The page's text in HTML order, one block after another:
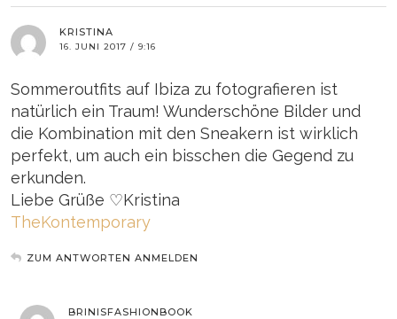
KRISTINA
16. JUNI 2017 / 9:16
Sommeroutfits auf Ibiza zu fotografieren ist
natürlich ein Traum! Wunderschöne Bilder und
die Kombination mit den Sneakern ist wirklich
perfekt, um auch ein bisschen die Gegend zu
erkunden.
Liebe Grüße ♡Kristina
TheKontemporary
ZUM ANTWORTEN ANMELDEN
BRINISFASHIONBOOK